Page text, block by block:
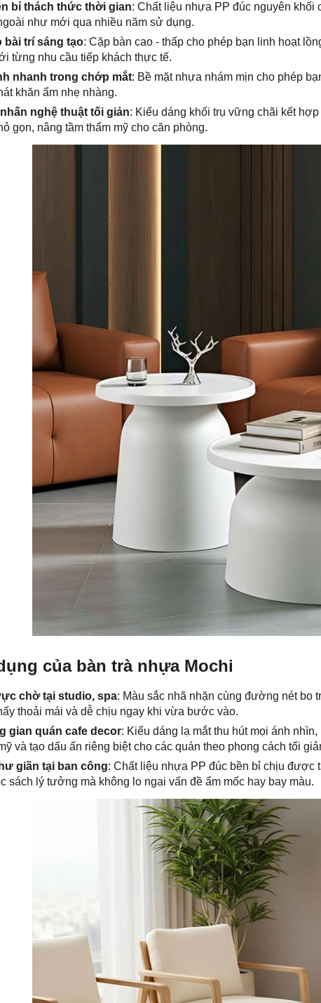
bỉ thách thức thời gian: Chất liệu nhựa PP đúc nguyên khối
như mới qua nhiều năm sử dụng.
bài trí sáng tạo: Cặp bàn cao - thấp cho phép bạn linh hoạt
từng nhu cầu tiếp khách thực tế.
nhanh trong chớp mắt: Bề mặt nhựa nhám mịn cho phép
khăn ẩm nhẹ nhàng.
nghệ thuật tối giản: Kiểu dáng khối trụ vững chãi kết
gọn, nâng tầm thẩm mỹ cho căn phòng.
của bàn trà nhựa Mochi
chờ tại studio, spa: Màu sắc nhã nhặn cùng đường nét bo
thoải mái và dễ chịu ngay khi vừa bước vào.
gian quán cafe decor: Kiểu dáng lạ mắt thu hút mọi ánh
và tạo dấu ấn riêng biệt cho các quán theo phong cách tối
giãn tại ban công: Chất liệu nhựa PP đúc bền bỉ chịu được
sách lý tưởng mà không lo ngại vấn đề ẩm mốc hay bay màu.